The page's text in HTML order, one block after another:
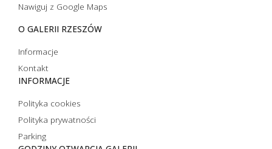
Nawiguj z Google Maps
O GALERII RZESZÓW
Informacje
Kontakt
INFORMACJE
Polityka cookies
Polityka prywatności
Parking